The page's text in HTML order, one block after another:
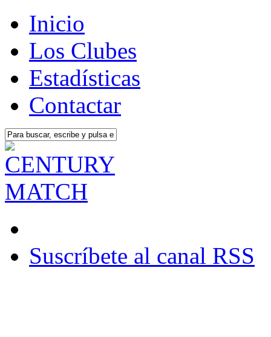
Inicio
Los Clubes
Estadísticas
Contactar
Suscríbete al canal RSS